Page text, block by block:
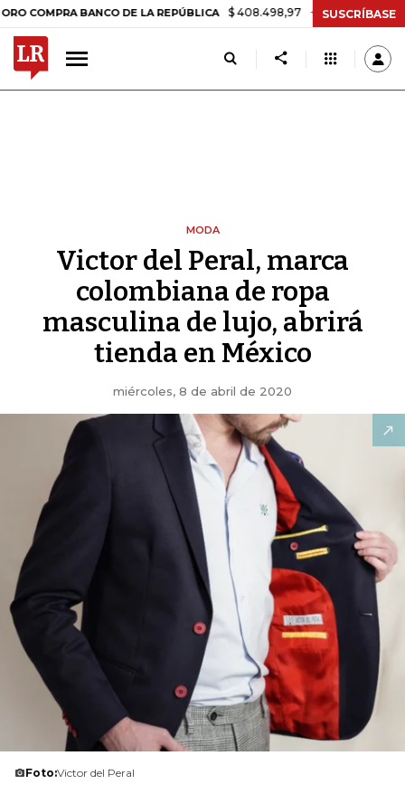
BANCO DE LA REPÚBLICA $ 408.498,97 +$ 8.753,81 +2,19%
SUSCRÍBASE
MODA
Victor del Peral, marca
colombiana de ropa
masculina de lujo, abrirá
tienda en México
miércoles, 8 de abril de 2020
Foto:Victor del Peral